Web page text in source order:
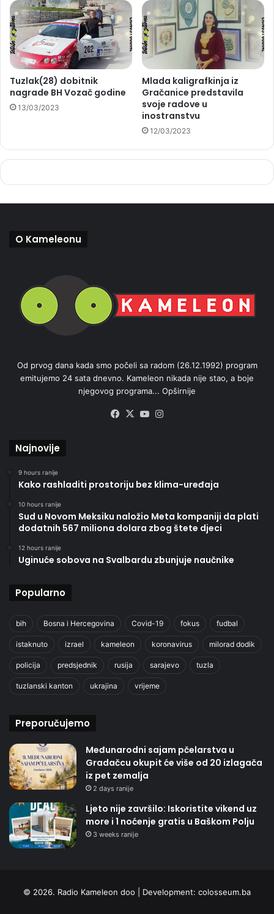
Tuzlak(28) dobitnik
nagrade BH Vozač godine
13/03/2023
Mlada kaligrafkinja iz
Gračanice predstavila
svoje radove u
inostranstvu
12/03/2023
O Kameleonu
Od prvog dana kada smo počeli sa radom (26.12.1992) program
emitujemo 24 sata dnevno. Kameleon nikada nije stao, a boje
njegovog programa... Opširnije
Facebook
X YouTube
Najnovije
9 hours ranije
Kako rashladiti prostoriju bez klima-uređaja
10 hours ranije
Sud u Novom Meksiku naložio Meta kompaniji da plati
dodatnih 567 miliona dolara zbog štete djeci
12 hours ranije
Uginuće sobova na Svalbardu zbunjuje naučnike
Popularno
bih Bosna i Hercegovina Covid-19 fokus fudbal
istaknuto izrael kameleon koronavirus milorad dodik
policija predsjednik rusija sarajevo tuzla
tuzlanski kanton ukrajina vrijeme
Preporučujemo
Međunarodni sajam pčelarstva u
Gradačcu okupit će više od 20 izlagača
iz pet zemalja
2 days ranije
Ljeto nije završilo: Iskoristite vikend uz
more i 1 noćenje gratis u Baškom Polju
3 weeks ranije
© 2026. Radio Kameleon doo | Development: colosseum.ba